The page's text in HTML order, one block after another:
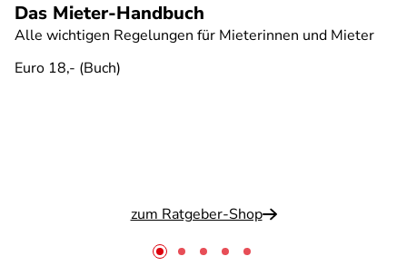
Das Mieter-Handbuch
Alle wichtigen Regelungen für Mieterinnen und Mieter
Euro 18,- (Buch)
zum Ratgeber-Shop